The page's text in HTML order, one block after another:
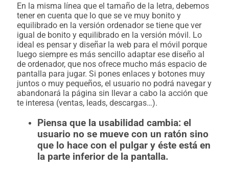
En la misma línea que el tamaño de la letra, debemos
tener en cuenta que lo que se ve muy bonito y
equilibrado en la versión ordenador se tiene que ver
igual de bonito y equilibrado en la versión móvil. Lo
ideal es pensar y diseñar la web para el móvil porque
luego siempre es más sencillo adaptar ese diseño al
de ordenador, que nos ofrece mucho más espacio de
pantalla para jugar. Si pones enlaces y botones muy
juntos o muy pequeños, el usuario no podrá navegar y
abandonará la página sin llevar a cabo la acción que
te interesa (ventas, leads, descargas…).
Piensa que la usabilidad cambia: el
usuario no se mueve con un ratón sino
que lo hace con el pulgar y éste está en
la parte inferior de la pantalla.